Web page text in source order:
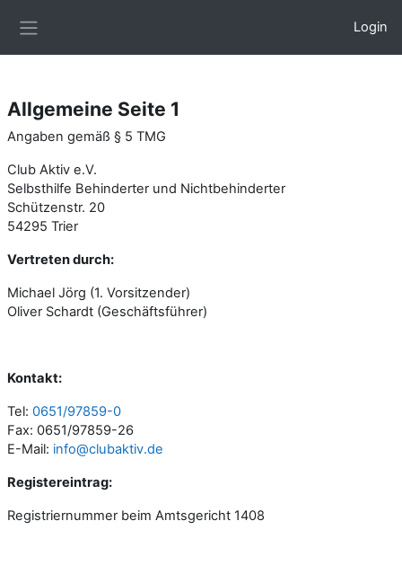
Login
Allgemeine Seite 1
Angaben gemäß § 5 TMG
Club Aktiv e.V.
Selbsthilfe Behinderter und Nichtbehinderter
Schützenstr. 20
54295 Trier
Vertreten durch:
Michael Jörg (1. Vorsitzender)
Oliver Schardt (Geschäftsführer)
Kontakt:
Tel: 0651/97859-0
Fax: 0651/97859-26
E-Mail: info@clubaktiv.de
Registereintrag:
Registriernummer beim Amtsgericht 1408